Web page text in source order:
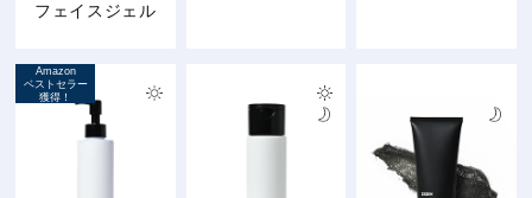
フェイスジェル
Amazon
ベストセラー
獲得！